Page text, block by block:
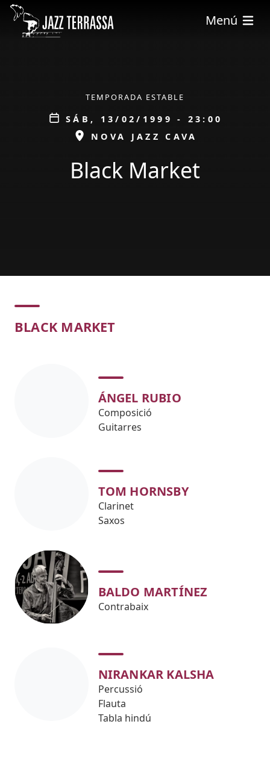
Pasar al contenido principal
Menú
TEMPORADA ESTABLE
Data
SÁB, 13/02/1999 - 23:00
ESPAI
NOVA JAZZ CAVA
Black Market
Concert
BLACK MARKET
ÁNGEL RUBIO
Composició
Guitarres
TOM HORNSBY
Clarinet
Saxos
BALDO MARTÍNEZ
Contrabaix
NIRANKAR KALSHA
Percussió
Flauta
Tabla hindú